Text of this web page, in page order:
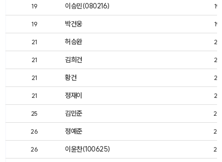
19 이승민(080216) 19
19 박건웅 19
21 허승완 21
21 김희건 21
21 황건 21
21 정재이 21
25 김민준 25
26 정예준 26
26 이윤찬(100625) 26